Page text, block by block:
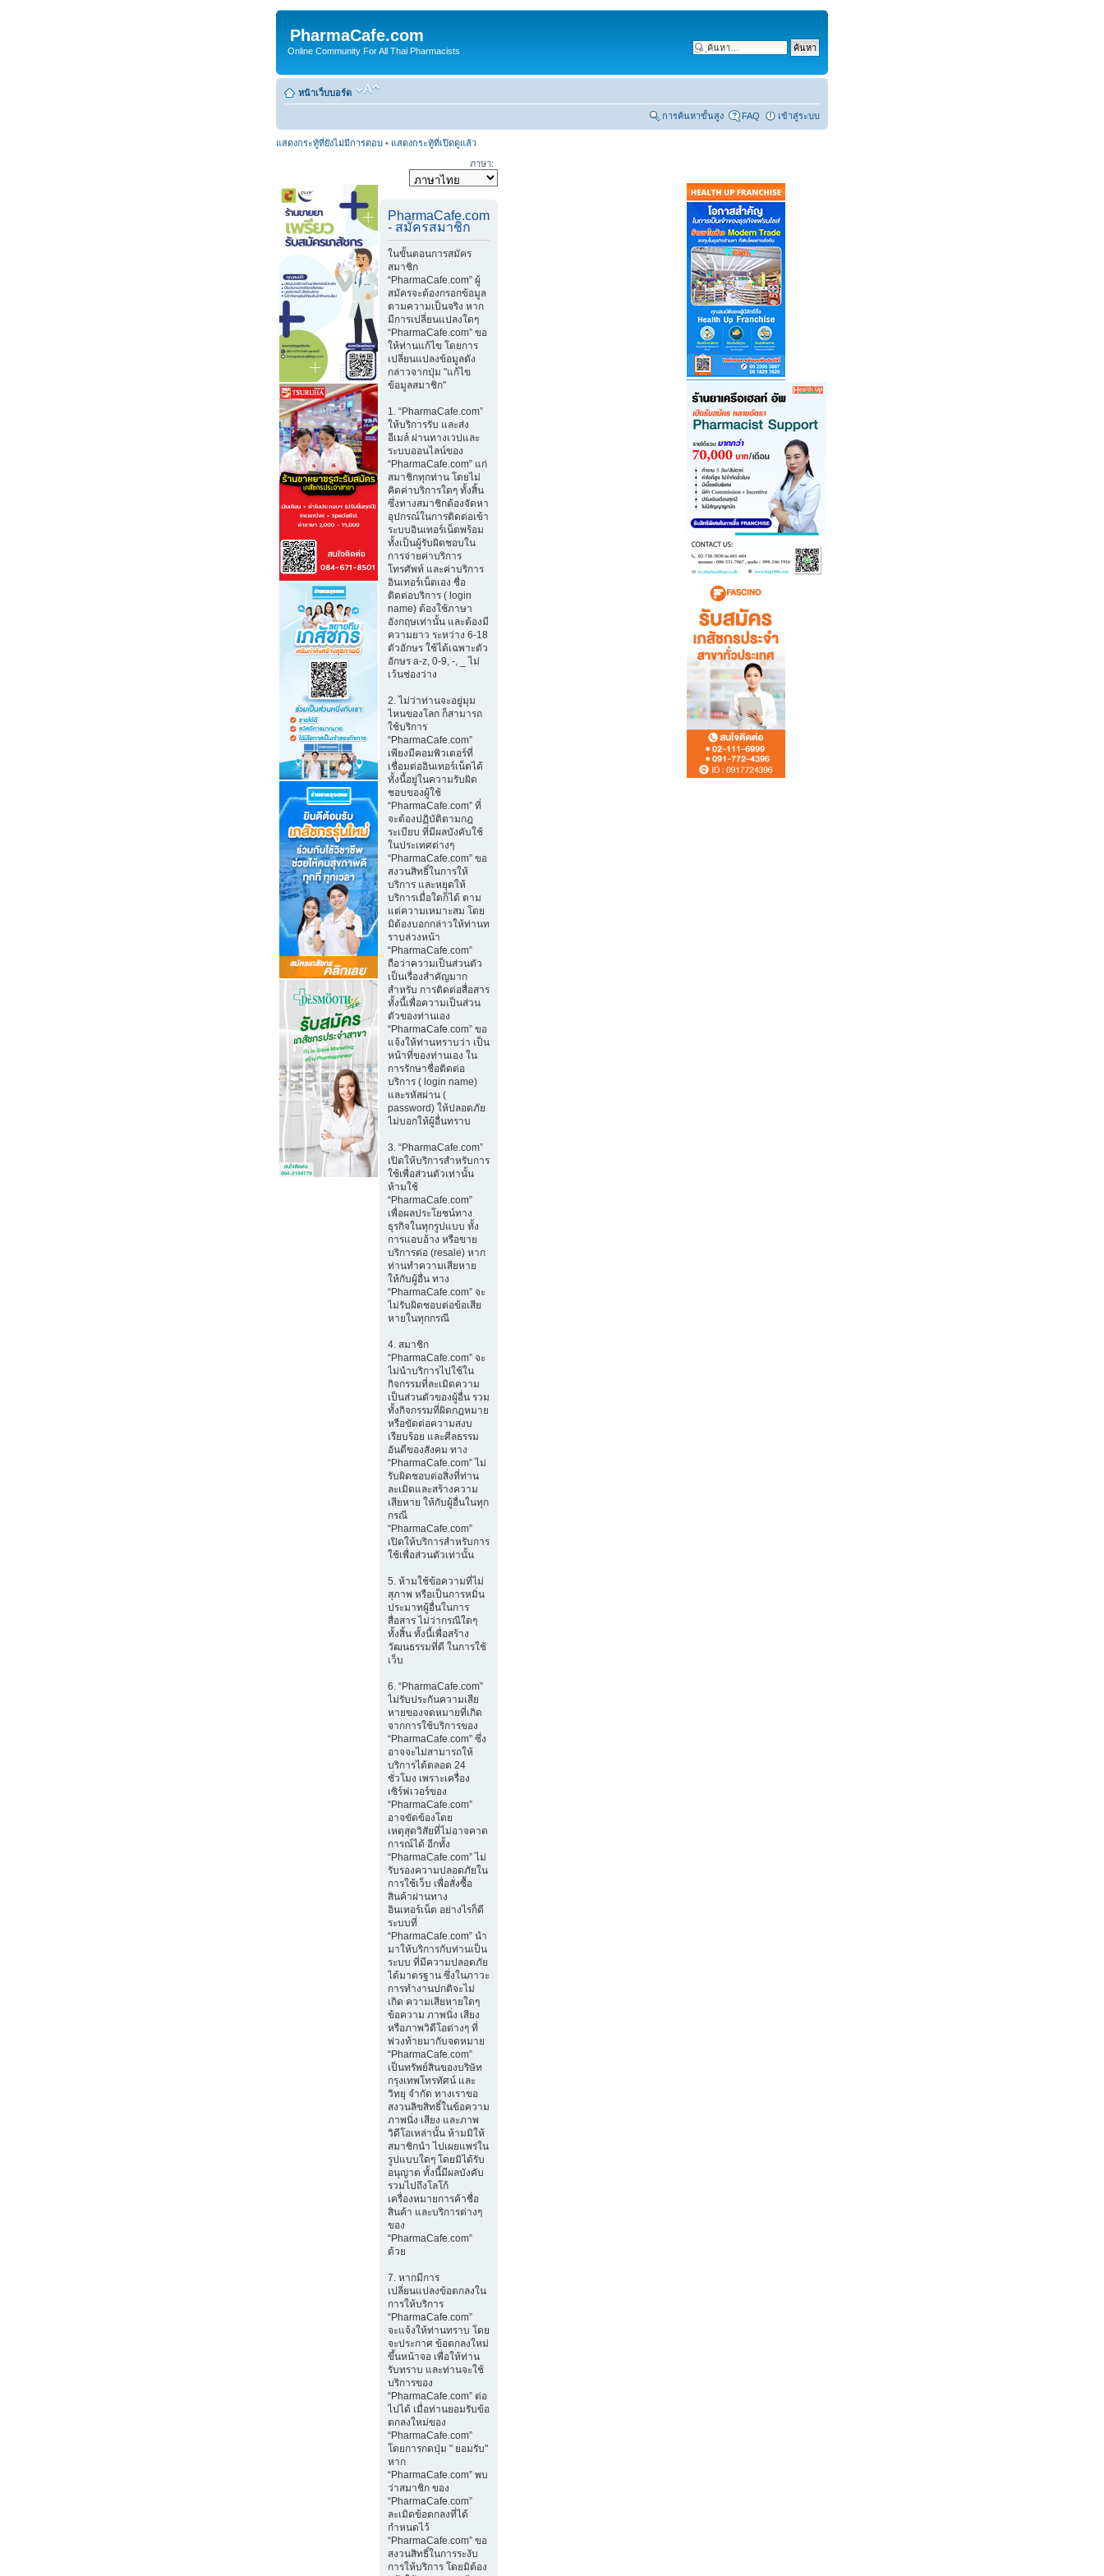
PharmaCafe.com
Online Community For All Thai Pharmacists
หน้าเว็บบอร์ด
การค้นหาขั้นสูง FAQ เข้าสู่ระบบ
แสดงกระทู้ที่ยังไม่มีการตอบ • แสดงกระทู้ที่เปิดดูแล้ว
ภาษา:
PharmaCafe.com
- สมัครสมาชิก
ในขั้นตอนการสมัคร
สมาชิก
“PharmaCafe.com” ผู้
สมัครจะต้องกรอกข้อมูล
ตามความเป็นจริง หาก
มีการเปลี่ยนแปลงใดๆ
“PharmaCafe.com” ขอ
ให้ท่านแก้ไข โดยการ
เปลี่ยนแปลงข้อมูลดัง
กล่าวจากปุ่ม "แก้ไข
ข้อมูลสมาชิก"
1. “PharmaCafe.com”
ให้บริการรับ และส่ง
อีเมล์ ผ่านทางเวปและ
ระบบออนไลน์ของ
“PharmaCafe.com” แก่
สมาชิกทุกท่าน โดยไม่
คิดค่าบริการใดๆ ทั้งสิ้น
ซึ่งทางสมาชิกต้องจัดหา
อุปกรณ์ในการติดต่อเข้า
ระบบอินเทอร์เน็ตพร้อม
ทั้งเป็นผู้รับผิดชอบใน
การจ่ายค่าบริการ
โทรศัพท์ และค่าบริการ
อินเทอร์เน็ตเอง ชื่อ
ติดต่อบริการ ( login
name) ต้องใช้ภาษา
อังกฤษเท่านั้น และต้องมี
ความยาว ระหว่าง 6-18
ตัวอักษร ใช้ได้เฉพาะตัว
อักษร a-z, 0-9, -, _ ไม่
เว้นช่องว่าง
2. ไม่ว่าท่านจะอยู่มุม
ไหนของโลก ก็สามารถ
ใช้บริการ
“PharmaCafe.com”
เพียงมีคอมพิวเตอร์ที่
เชื่อมต่ออินเทอร์เน็ตได้
ทั้งนี้อยู่ในความรับผิด
ชอบของผู้ใช้
“PharmaCafe.com” ที่
จะต้องปฏิบัติตามกฎ
ระเบียบ ที่มีผลบังคับใช้
ในประเทศต่างๆ
“PharmaCafe.com” ขอ
สงวนสิทธิ์ในการให้
บริการ และหยุดให้
บริการเมื่อใดก็ได้ ตาม
แต่ความเหมาะสม โดย
มิต้องบอกกล่าวให้ท่านท
ราบล่วงหน้า
“PharmaCafe.com”
ถือว่าความเป็นส่วนตัว
เป็นเรื่องสำคัญมาก
สำหรับ การติดต่อสื่อสาร
ทั้งนี้เพื่อความเป็นส่วน
ตัวของท่านเอง
“PharmaCafe.com” ขอ
แจ้งให้ท่านทราบว่า เป็น
หน้าที่ของท่านเอง ใน
การรักษาชื่อติดต่อ
บริการ ( login name)
และรหัสผ่าน (
password) ให้ปลอดภัย
ไม่บอกให้ผู้อื่นทราบ
3. “PharmaCafe.com”
เปิดให้บริการสำหรับการ
ใช้เพื่อส่วนตัวเท่านั้น
ห้ามใช้
“PharmaCafe.com”
เพื่อผลประโยชน์ทาง
ธุรกิจในทุกรูปแบบ ทั้ง
การแอบอ้าง หรือขาย
บริการต่อ (resale) หาก
ท่านทำความเสียหาย
ให้กับผู้อื่น ทาง
“PharmaCafe.com” จะ
ไม่รับผิดชอบต่อข้อเสีย
หายในทุกกรณี
4. สมาชิก
“PharmaCafe.com” จะ
ไม่นำบริการไปใช้ใน
กิจกรรมที่ละเมิดความ
เป็นส่วนตัวของผู้อื่น รวม
ทั้งกิจกรรมที่ผิดกฎหมาย
หรือขัดต่อความสงบ
เรียบร้อย และศีลธรรม
อันดีของสังคม ทาง
“PharmaCafe.com” ไม่
รับผิดชอบต่อสิ่งที่ท่าน
ละเมิดและสร้างความ
เสียหาย ให้กับผู้อื่นในทุก
กรณี
“PharmaCafe.com”
เปิดให้บริการสำหรับการ
ใช้เพื่อส่วนตัวเท่านั้น
5. ห้ามใช้ข้อความที่ไม่
สุภาพ หรือเป็นการหมิ่น
ประมาทผู้อื่นในการ
สื่อสาร ไม่ว่ากรณีใดๆ
ทั้งสิ้น ทั้งนี้เพื่อสร้าง
วัฒนธรรมที่ดี ในการใช้
เว็บ
6. “PharmaCafe.com”
ไม่รับประกันความเสีย
หายของจดหมายที่เกิด
จากการใช้บริการของ
“PharmaCafe.com” ซึ่ง
อาจจะไม่สามารถให้
บริการได้ตลอด 24
ชั่วโมง เพราะเครื่อง
เซิร์ฟเวอร์ของ
“PharmaCafe.com”
อาจขัดข้องโดย
เหตุสุดวิสัยที่ไม่อาจคาด
การณ์ได้ อีกทั้ง
“PharmaCafe.com” ไม่
รับรองความปลอดภัยใน
การใช้เว็บ เพื่อสั่งซื้อ
สินค้าผ่านทาง
อินเทอร์เน็ต อย่างไรก็ดี
ระบบที่
“PharmaCafe.com” นำ
มาให้บริการกับท่านเป็น
ระบบ ที่มีความปลอดภัย
ได้มาตรฐาน ซึ่งในภาวะ
การทำงานปกติจะไม่
เกิด ความเสียหายใดๆ
ข้อความ ภาพนิ่ง เสียง
หรือภาพวิดีโอต่างๆ ที่
พ่วงท้ายมากับจดหมาย
“PharmaCafe.com”
เป็นทรัพย์สินของบริษัท
กรุงเทพโทรทัศน์ และ
วิทยุ จำกัด ทางเราขอ
สงวนลิขสิทธิ์ในข้อความ
ภาพนิ่ง เสียง และภาพ
วิดีโอเหล่านั้น ห้ามมิให้
สมาชิกนำ ไปเผยแพร่ใน
รูปแบบใดๆ โดยมิได้รับ
อนุญาต ทั้งนี้มีผลบังคับ
รวมไปถึงโลโก้
เครื่องหมายการค้าชื่อ
สินค้า และบริการต่างๆ
ของ
“PharmaCafe.com”
ด้วย
7. หากมีการ
เปลี่ยนแปลงข้อตกลงใน
การให้บริการ
“PharmaCafe.com”
จะแจ้งให้ท่านทราบ โดย
จะประกาศ ข้อตกลงใหม่
ขึ้นหน้าจอ เพื่อให้ท่าน
รับทราบ และท่านจะใช้
บริการของ
“PharmaCafe.com” ต่อ
ไปได้ เมื่อท่านยอมรับข้อ
ตกลงใหม่ของ
“PharmaCafe.com”
โดยการกดปุ่ม " ยอมรับ"
หาก
“PharmaCafe.com” พบ
ว่าสมาชิก ของ
“PharmaCafe.com”
ละเมิดข้อตกลงที่ได้
กำหนดไว้
“PharmaCafe.com” ขอ
สงวนสิทธิ์ในการระงับ
การให้บริการ โดยมิต้อง